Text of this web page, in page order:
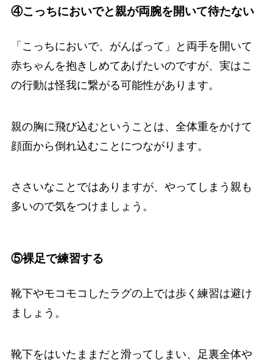
④こっちにおいでと親が両腕を開いて待たない
「こっちにおいで、がんばって」と両手を開いて
赤ちゃんを抱きしめてあげたいのですが、実はこ
の行動は怪我に繋がる可能性があります。
親の胸に飛び込むということは、全体重をかけて
顔面から倒れ込むことにつながります。
ささいなことではありますが、やってしまう親も
多いので気をつけましょう。
⑤裸足で練習する
靴下やモコモコしたラグの上では歩く練習は避け
ましょう。
靴下をはいたままだと滑ってしまい、足裏全体や